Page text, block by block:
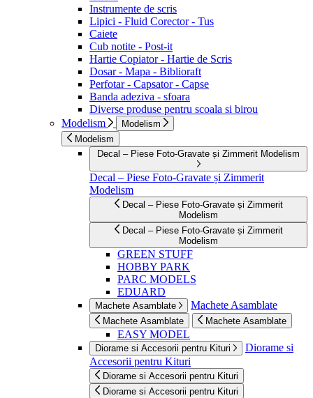
Instrumente de scris
Lipici - Fluid Corector - Tus
Caiete
Cub notite - Post-it
Hartie Copiator - Hartie de Scris
Dosar - Mapa - Biblioraft
Perfotar - Capsator - Capse
Banda adeziva - sfoara
Diverse produse pentru scoala si birou
Modelism
Modelism
Modelism
Decal – Piese Foto-Gravate și Zimmerit Modelism
Decal – Piese Foto-Gravate și Zimmerit
Modelism
Decal – Piese Foto-Gravate și Zimmerit
Modelism
Decal – Piese Foto-Gravate și Zimmerit
Modelism
GREEN STUFF
HOBBY PARK
PARC MODELS
EDUARD
Machete Asamblate Machete Asamblate
Machete Asamblate Machete Asamblate
EASY MODEL
Diorame si Accesorii pentru Kituri
Diorame si
Accesorii pentru Kituri
Diorame si Accesorii pentru Kituri
Diorame si Accesorii pentru Kituri